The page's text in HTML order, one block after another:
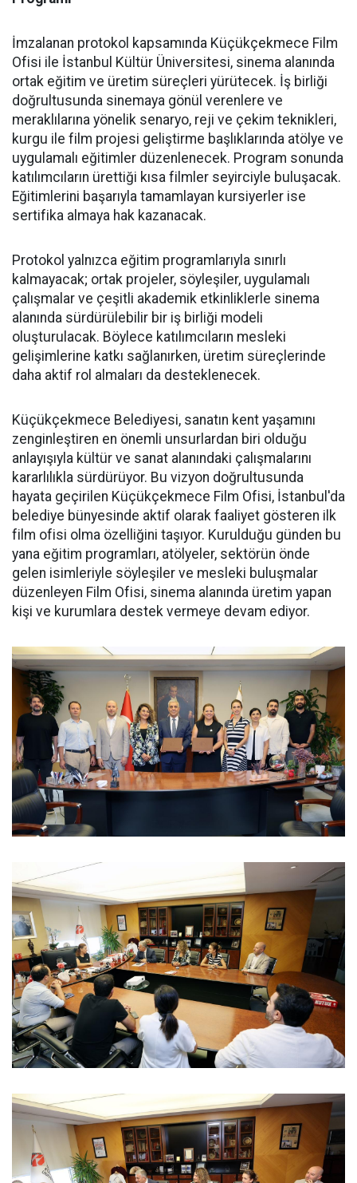
İmzalanan protokol kapsamında Küçükçekmece Film
Ofisi ile İstanbul Kültür Üniversitesi, sinema alanında
ortak eğitim ve üretim süreçleri yürütecek. İş birliği
doğrultusunda sinemaya gönül verenlere ve
meraklılarına yönelik senaryo, reji ve çekim teknikleri,
kurgu ile film projesi geliştirme başlıklarında atölye ve
uygulamalı eğitimler düzenlenecek. Program sonunda
katılımcıların ürettiği kısa filmler seyirciyle buluşacak.
Eğitimlerini başarıyla tamamlayan kursiyerler ise
sertifika almaya hak kazanacak.
Protokol yalnızca eğitim programlarıyla sınırlı
kalmayacak; ortak projeler, söyleşiler, uygulamalı
çalışmalar ve çeşitli akademik etkinliklerle sinema
alanında sürdürülebilir bir iş birliği modeli
oluşturulacak. Böylece katılımcıların mesleki
gelişimlerine katkı sağlanırken, üretim süreçlerinde
daha aktif rol almaları da desteklenecek.
Küçükçekmece Belediyesi, sanatın kent yaşamını
zenginleştiren en önemli unsurlardan biri olduğu
anlayışıyla kültür ve sanat alanındaki çalışmalarını
kararlılıkla sürdürüyor. Bu vizyon doğrultusunda
hayata geçirilen Küçükçekmece Film Ofisi, İstanbul'da
belediye bünyesinde aktif olarak faaliyet gösteren ilk
film ofisi olma özelliğini taşıyor. Kurulduğu günden bu
yana eğitim programları, atölyeler, sektörün önde
gelen isimleriyle söyleşiler ve mesleki buluşmalar
düzenleyen Film Ofisi, sinema alanında üretim yapan
kişi ve kurumlara destek vermeye devam ediyor.